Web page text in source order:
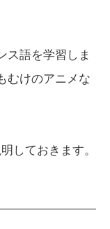
ス語を学習しま
むけのアニメな
しておきます。